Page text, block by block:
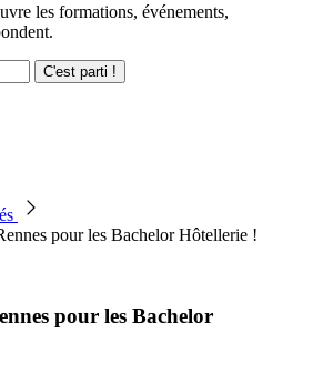
les formations, événements,
C'est parti !
pour les Bachelor Hôtellerie !
pour les Bachelor